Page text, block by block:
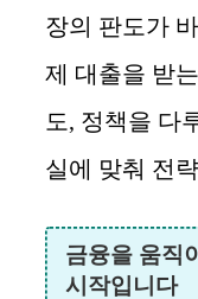
장의 판도가
제 대출을 받
도, 정책을 다
실에 맞춰 전
금융을 움직
시작입니다